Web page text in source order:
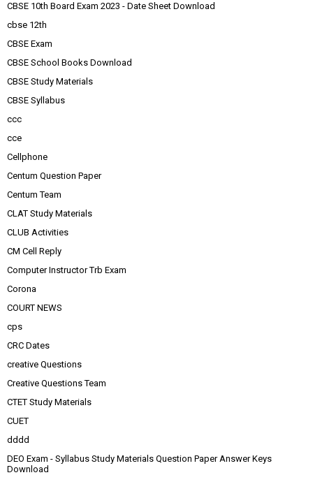
CBSE 10th Board Exam 2023 - Date Sheet Download
cbse 12th
CBSE Exam
CBSE School Books Download
CBSE Study Materials
CBSE Syllabus
ccc
cce
Cellphone
Centum Question Paper
Centum Team
CLAT Study Materials
CLUB Activities
CM Cell Reply
Computer Instructor Trb Exam
Corona
COURT NEWS
cps
CRC Dates
creative Questions
Creative Questions Team
CTET Study Materials
CUET
dddd
DEO Exam - Syllabus Study Materials Question Paper Answer Keys
Download